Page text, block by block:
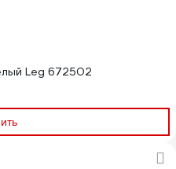
Leg 672502